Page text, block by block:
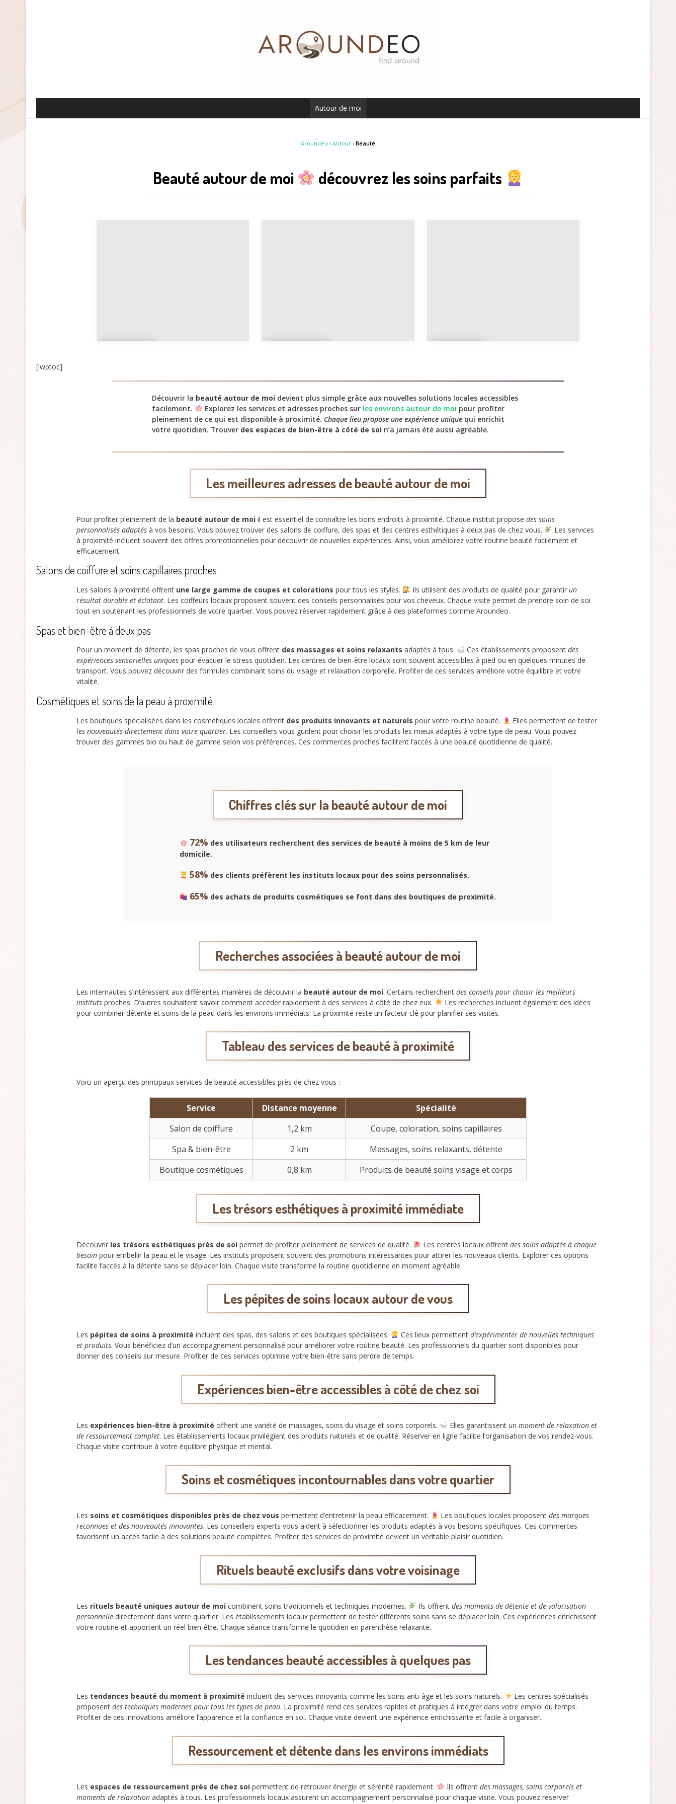
Autour de moi
Aroundeo › Autour › Beauté
Beauté autour de moi découvrez les soins parfaits
[lwptoc]
Découvrir la beauté autour de moi devient plus simple grâce aux nouvelles solutions locales accessibles
facilement.
Explorez les services et adresses proches sur les environs autour de moi pour profiter
pleinement de ce qui est disponible à proximité. Chaque lieu propose une expérience unique qui enrichit
votre quotidien. Trouver des espaces de bien-être à côté de soi n’a jamais été aussi agréable.
Les meilleures adresses de beauté autour de moi
Pour profiter pleinement de la beauté autour de moi il est essentiel de connaître les bons endroits à proximité. Chaque institut propose des soins
personnalisés adaptés à vos besoins. Vous pouvez trouver des salons de coiffure, des spas et des centres esthétiques à deux pas de chez vous.
Les services
à proximité incluent souvent des offres promotionnelles pour découvrir de nouvelles expériences. Ainsi, vous améliorez votre routine beauté facilement et
efficacement.
Salons de coiffure et soins capillaires proches
Les salons à proximité offrent une large gamme de coupes et colorations pour tous les styles. Ils utilisent des produits de qualité pour garantir un
résultat durable et éclatant. Les coiffeurs locaux proposent souvent des conseils personnalisés pour vos cheveux. Chaque visite permet de prendre soin de soi
tout en soutenant les professionnels de votre quartier. Vous pouvez réserver rapidement grâce à des plateformes comme Aroundeo.
Spas et bien-être à deux pas
Pour un moment de détente, les spas proches de vous offrent des massages et soins relaxants adaptés à tous. Ces établissements proposent des
expériences sensorielles uniques pour évacuer le stress quotidien. Les centres de bien-être locaux sont souvent accessibles à pied ou en quelques minutes de
transport. Vous pouvez découvrir des formules combinant soins du visage et relaxation corporelle. Profiter de ces services améliore votre équilibre et votre
vitalité.
Cosmétiques et soins de la peau à proximité
Les boutiques spécialisées dans les cosmétiques locales offrent des produits innovants et naturels pour votre routine beauté.
Elles permettent de tester
les nouveautés directement dans votre quartier. Les conseillers vous guident pour choisir les produits les mieux adaptés à votre type de peau. Vous pouvez
trouver des gammes bio ou haut de gamme selon vos préférences. Ces commerces proches facilitent l’accès à une beauté quotidienne de qualité.
Chiffres clés sur la beauté autour de moi
72% des utilisateurs recherchent des services de beauté à moins de 5 km de leur
domicile.
58% des clients préfèrent les instituts locaux pour des soins personnalisés.
65% des achats de produits cosmétiques se font dans des boutiques de proximité.
Recherches associées à beauté autour de moi
Les internautes s’intéressent aux différentes manières de découvrir la beauté autour de moi. Certains recherchent des conseils pour choisir les meilleurs
instituts proches. D’autres souhaitent savoir comment accéder rapidement à des services à côté de chez eux.
Les recherches incluent également des idées
pour combiner détente et soins de la peau dans les environs immédiats. La proximité reste un facteur clé pour planifier ses visites.
Tableau des services de beauté à proximité
Voici un aperçu des principaux services de beauté accessibles près de chez vous :
Service Distance moyenne
Spécialité
Salon de coiffure
1,2 km
Coupe, coloration, soins capillaires
Spa & bien-être
2 km
Massages, soins relaxants, détente
Boutique cosmétiques
0,8 km Produits de beauté soins visage et corps
Les trésors esthétiques à proximité immédiate
Découvrir les trésors esthétiques près de soi permet de profiter pleinement de services de qualité. Les centres locaux offrent des soins adaptés à chaque
besoin pour embellir la peau et le visage. Les instituts proposent souvent des promotions intéressantes pour attirer les nouveaux clients. Explorer ces options
facilite l’accès à la détente sans se déplacer loin. Chaque visite transforme la routine quotidienne en moment agréable.
Les pépites de soins locaux autour de vous
Les pépites de soins à proximité incluent des spas, des salons et des boutiques spécialisées. Ces lieux permettent d’expérimenter de nouvelles techniques
et produits. Vous bénéficiez d’un accompagnement personnalisé pour améliorer votre routine beauté. Les professionnels du quartier sont disponibles pour
donner des conseils sur mesure. Profiter de ces services optimise votre bien-être sans perdre de temps.
Expériences bien-être accessibles à côté de chez soi
Les expériences bien-être à proximité offrent une variété de massages, soins du visage et soins corporels. Elles garantissent un moment de relaxation et
de ressourcement complet. Les établissements locaux privilégient des produits naturels et de qualité. Réserver en ligne facilite l’organisation de vos rendez-vous.
Chaque visite contribue à votre équilibre physique et mental.
Soins et cosmétiques incontournables dans votre quartier
Les soins et cosmétiques disponibles près de chez vous permettent d’entretenir la peau efficacement. Les boutiques locales proposent des marques
reconnues et des nouveautés innovantes. Les conseillers experts vous aident à sélectionner les produits adaptés à vos besoins spécifiques. Ces commerces
favorisent un accès facile à des solutions beauté complètes. Profiter des services de proximité devient un véritable plaisir quotidien.
Rituels beauté exclusifs dans votre voisinage
Les rituels beauté uniques autour de moi combinent soins traditionnels et techniques modernes. Ils offrent des moments de détente et de valorisation
personnelle directement dans votre quartier. Les établissements locaux permettent de tester différents soins sans se déplacer loin. Ces expériences enrichissent
votre routine et apportent un réel bien-être. Chaque séance transforme le quotidien en parenthèse relaxante.
Les tendances beauté accessibles à quelques pas
Les tendances beauté du moment à proximité incluent des services innovants comme les soins anti-âge et les soins naturels.
Les centres spécialisés
proposent des techniques modernes pour tous les types de peau. La proximité rend ces services rapides et pratiques à intégrer dans votre emploi du temps.
Profiter de ces innovations améliore l’apparence et la confiance en soi. Chaque visite devient une expérience enrichissante et facile à organiser.
Ressourcement et détente dans les environs immédiats
Les espaces de ressourcement près de chez soi permettent de retrouver énergie et sérénité rapidement. Ils offrent des massages, soins corporels et
moments de relaxation adaptés à tous. Les professionnels locaux assurent un accompagnement personnalisé pour chaque visite. Vous pouvez réserver